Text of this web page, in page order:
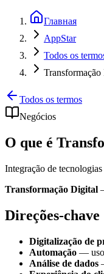
Главная
AppStar
Todos os
Todos os termos
Negócios
O que é
Integração de
Transformação Digital
Direções-chave
Digitalização de
Automação — uso
Análise de dados